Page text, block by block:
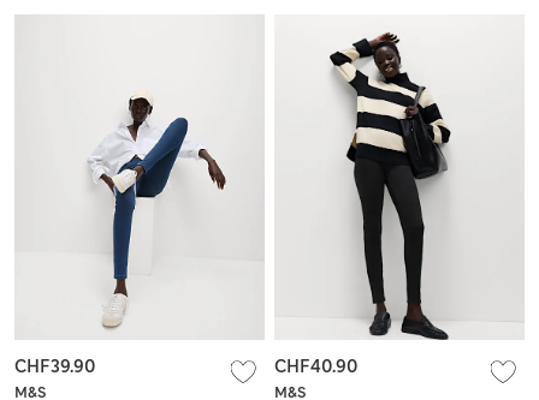
M&S
CHF39.90
M&S
CHF40.90